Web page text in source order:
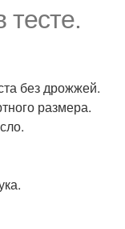
тесте.
без дрожжей.
размера.